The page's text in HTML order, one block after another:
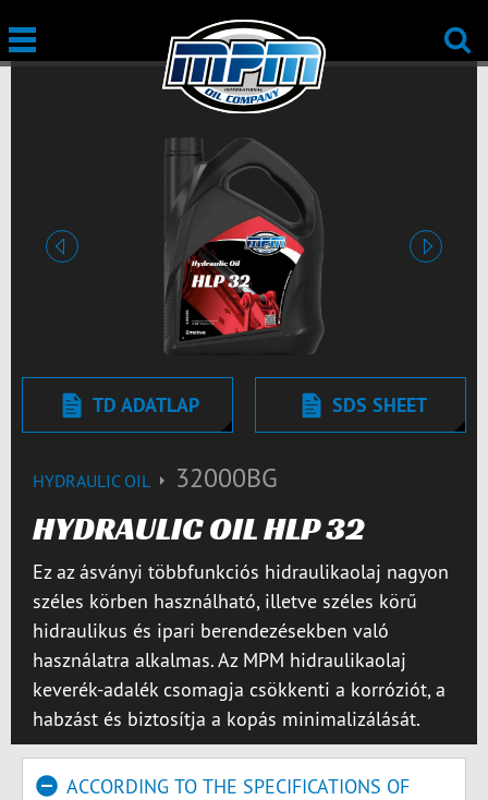
Előző Tovább
TD ADATLAP SDS SHEET
HYDRAULIC OIL 32000BG
HYDRAULIC OIL HLP 32
Ez az ásványi többfunkciós hidraulikaolaj nagyon
széles körben használható, illetve széles körű
hidraulikus és ipari berendezésekben való
használatra alkalmas. Az MPM hidraulikaolaj
keverék-adalék csomagja csökkenti a korróziót, a
habzást és biztosítja a kopás minimalizálását.
ACCORDING TO THE SPECIFICATIONS OF